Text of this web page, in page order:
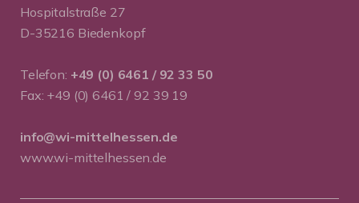
Hospitalstraße 27
D-35216 Biedenkopf
Telefon: +49 (0) 6461 / 92 33 50
Fax: +49 (0) 6461 / 92 39 19
info@wi-mittelhessen.de
www.wi-mittelhessen.de